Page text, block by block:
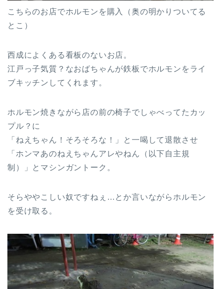
こちらのお店でホルモンを購入（奥の明かりついてる
とこ）
西成によくある看板のないお店。
江戸っ子気質？なおばちゃんが鉄板でホルモンをライ
ブキッチンしてくれます。
ホルモン焼きながら店の前の椅子でしゃべってたカッ
プル？に
「ねえちゃん！そろそろな！」と一喝して退散させ
「ホンマあのねえちゃんアレやねん（以下自主規
制）」とマシンガントーク。
そらややこしい奴ですねぇ…とか言いながらホルモン
を受け取る。